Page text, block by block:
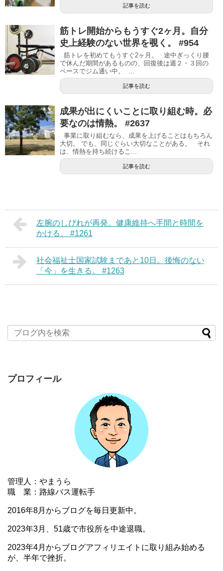
記事を読む
筋トレ開始からもうすぐ2ヶ月。自分
史上経験のない世界を覗く。 #954
筋トレを初めてもうすぐ2ヶ月。 途中ぎっくり腰
で休んだ期間があるものの、回復後は週２・３回の
ペースでジム通い中。 ...
記事を読む
成果が出にくいことに取り組む時。必
要なのは情熱。 #2637
事業に取り組むなら、成果を上げることはもちろん
大切。 でも、同じぐらい大切なことがある。 それ
は、情熱を持ち続けるこ...
記事を読む
左腕のしびれが再発。健康維持へ手間と時間を
かける。 #1261
社会福祉士国家試験まであと10日。後悔のない
「今」を生きる。 #1263
プロフィール
管理人：やまうら
職 業：路線バス運転手
2016年8月からブログを毎日更新中。
2023年3月、51歳で市役所を中途退職。
2023年4月からブログアフィリエイトに取り組み始める
が、半年で挫折。